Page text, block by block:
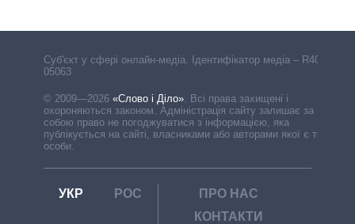
Cуб'єкт у сфері онлайн-медіа. Ідентифікатор медіа – R40-
05063
© 2009—2026 «Слово і Діло». Всі права захищені і
охороняються законом. Адміністрація сайту залишає за
собою право не погоджуватися з інформацією, яка
публікується на сайті, власниками або авторами якої є треті
особи.
УКР РОС
ПРО НАС
КОНТАКТИ